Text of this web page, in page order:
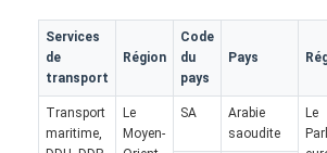
Contrôle de la qualité
Causez Maintenant
Services
de
transport
Région
Code
du
pays
Pays
Transport
maritime,
Le
Moyen-
SA
Arabie
saoudite
Le